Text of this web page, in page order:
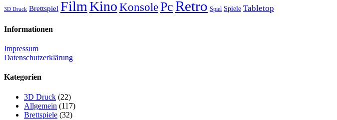
3D Druck Brettspiel FilmKinoKonsolePcRetro Spiel Spiele Tabletop
Informationen
Impressum
Datenschutzerklärung
Kategorien
3D Druck (22)
Allgemein (117)
Brettspiele (32)